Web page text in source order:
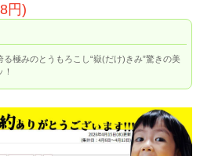
円)
極みのとうもろこし“嶽(だけ)きみ”驚きの美